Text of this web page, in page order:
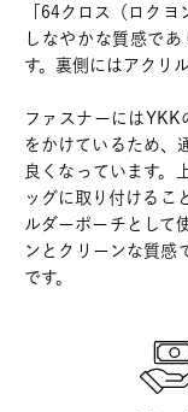
「64クロス（ロク
しなやかな質感で
す。裏側にはアクリ
ファスナーにはYKK
をかけているため、
良くなっています。
ッグに取り付けるこ
ルダーポーチとして
ンとクリーンな質感
です。